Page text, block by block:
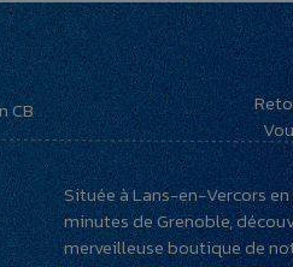
CB
Située à Lans-en-Vercors en
minutes de Grenoble,
merveilleuse boutique de